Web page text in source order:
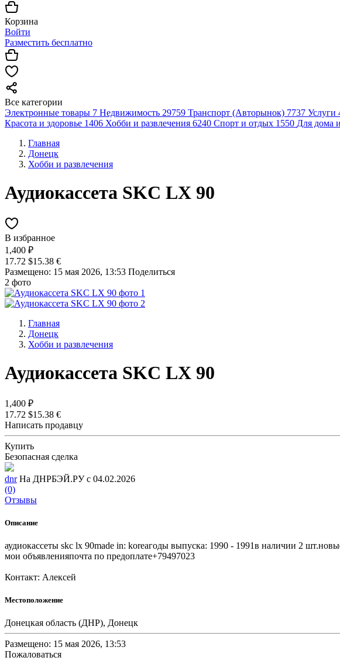
Корзина
Войти
Разместить бесплатно
Все категории
Электронные товары 7 Недвижимость 29759 Транспорт (Авторынок) 7737 Услуги
Красота и здоровье 1406 Хобби и развлечения 6240 Спорт и отдых 1550 Для дома
Главная
Донецк
Хобби и развлечения
Аудиокассета SKC LX 90
В избранное
1,400 ₽
17.72 $15.38 €
Размещено: 15 мая 2026, 13:53 Поделиться
2 фото
Главная
Донецк
Хобби и развлечения
Аудиокассета SKC LX 90
1,400 ₽
17.72 $15.38 €
Написать продавцу
Купить
Безопасная сделка
dnr На ДНРБЭЙ.РУ с 04.02.2026
(0)
Отзывы
Описание
аудиокассеты skc lx 90made in: koreaгоды выпуска: 1990 - 1991в наличии 2
мои объявленияпочта по предоплате+79497023
Контакт: Алексей
Местоположение
Донецкая область (ДНР), Донецк
Размещено: 15 мая 2026, 13:53
Пожаловаться